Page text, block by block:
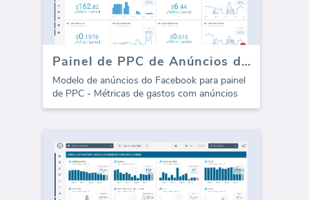
Painel de PPC de Anúncios do Facebook - Gasto com Anúncios
Modelo de anúncios do Facebook para painel
de PPC - Métricas de gastos com anúncios